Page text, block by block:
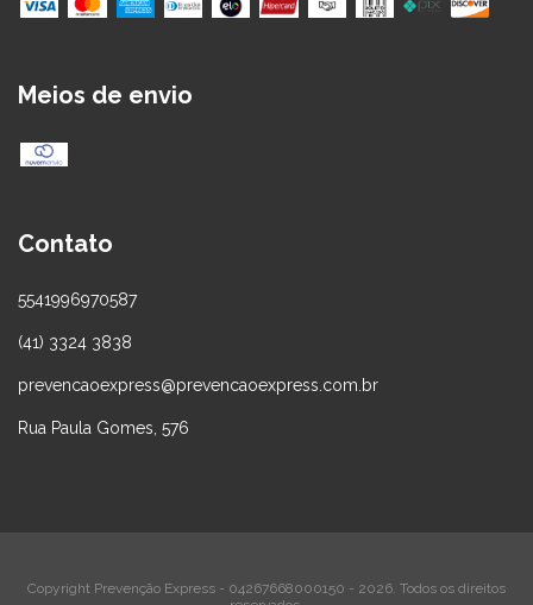
Meios de envio
Contato
5541996970587
(41) 3324 3838
prevencaoexpress@prevencaoexpress.com.br
Rua Paula Gomes, 576
Copyright Prevenção Express - 04267668000150 - 2026. Todos os direitos